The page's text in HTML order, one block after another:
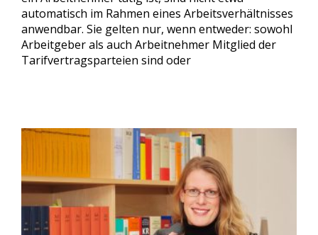
automatisch im Rahmen eines Arbeitsverhältnisses
anwendbar. Sie gelten nur, wenn entweder: sowohl
Arbeitgeber als auch Arbeitnehmer Mitglied der
Tarifvertragsparteien sind oder